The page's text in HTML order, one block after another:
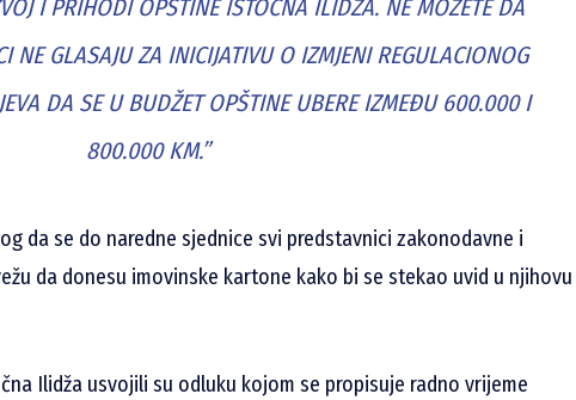
I PRIHODI OPŠTINE ISTOČNA ILIDŽA. NE MOŽETE DA
NE GLASAJU ZA INICIJATIVU O IZMJENI REGULACIONOG
DA SE U BUDŽET OPŠTINE UBERE IZMEĐU 600.000 I
800.000 KM.”
da se do naredne sjednice svi predstavnici zakonodavne i
da donesu imovinske kartone kako bi se stekao uvid u njihovu
Ilidža usvojili su odluku kojom se propisuje radno vrijeme